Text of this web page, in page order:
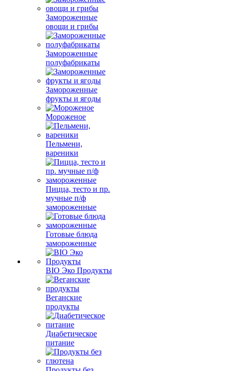
Замороженные
овощи и грибы
Замороженные
полуфабрикаты
Замороженные
фрукты и ягоды
Мороженое
Пельмени,
вареники
Пицца, тесто и пр.
мучные п/ф
замороженные
Готовые блюда
замороженные
BIO Эко Продукты
Веганские
продукты
Диабетическое
питание